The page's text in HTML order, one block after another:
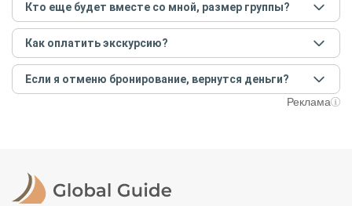
например, если экскурсия на кораблике, а по прогнозу
погоды аномально-сильный ветер. При этом гид
предупредит вас об отмене, а мы вернем предоплату на
карту. Во всех остальных случаях экскурсия состоится.
Кто еще будет вместе со мной, размер группы?
Если экскурсия индивидуальная, гид проведет встречу
только для вас и вашей компании. Если групповая — на
экскурсии будут другие участники, размер зависит от
условий конкретной экскурсии.
Как оплатить экскурсию?
Создайте заказ на удобную дату и время, и внесите
предоплату как можно скорее, чтобы другие
путешественники не заняли ваше место. После этого
организатору напрямую не требуется.
Если я отменю бронирование, вернутся деньги?
При отмене за 48 часов или раньше мы вернем всюРеклама